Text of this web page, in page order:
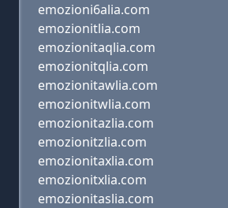
emozioni6alia.com
emozionitlia.com
emozionitaqlia.com
emozionitqlia.com
emozionitawlia.com
emozionitwlia.com
emozionitazlia.com
emozionitzlia.com
emozionitaxlia.com
emozionitxlia.com
emozionitaslia.com